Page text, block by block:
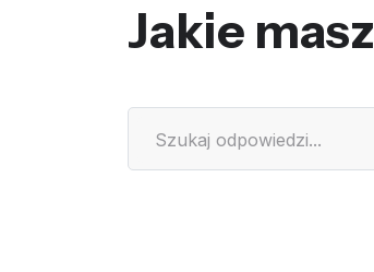
Jakie masz